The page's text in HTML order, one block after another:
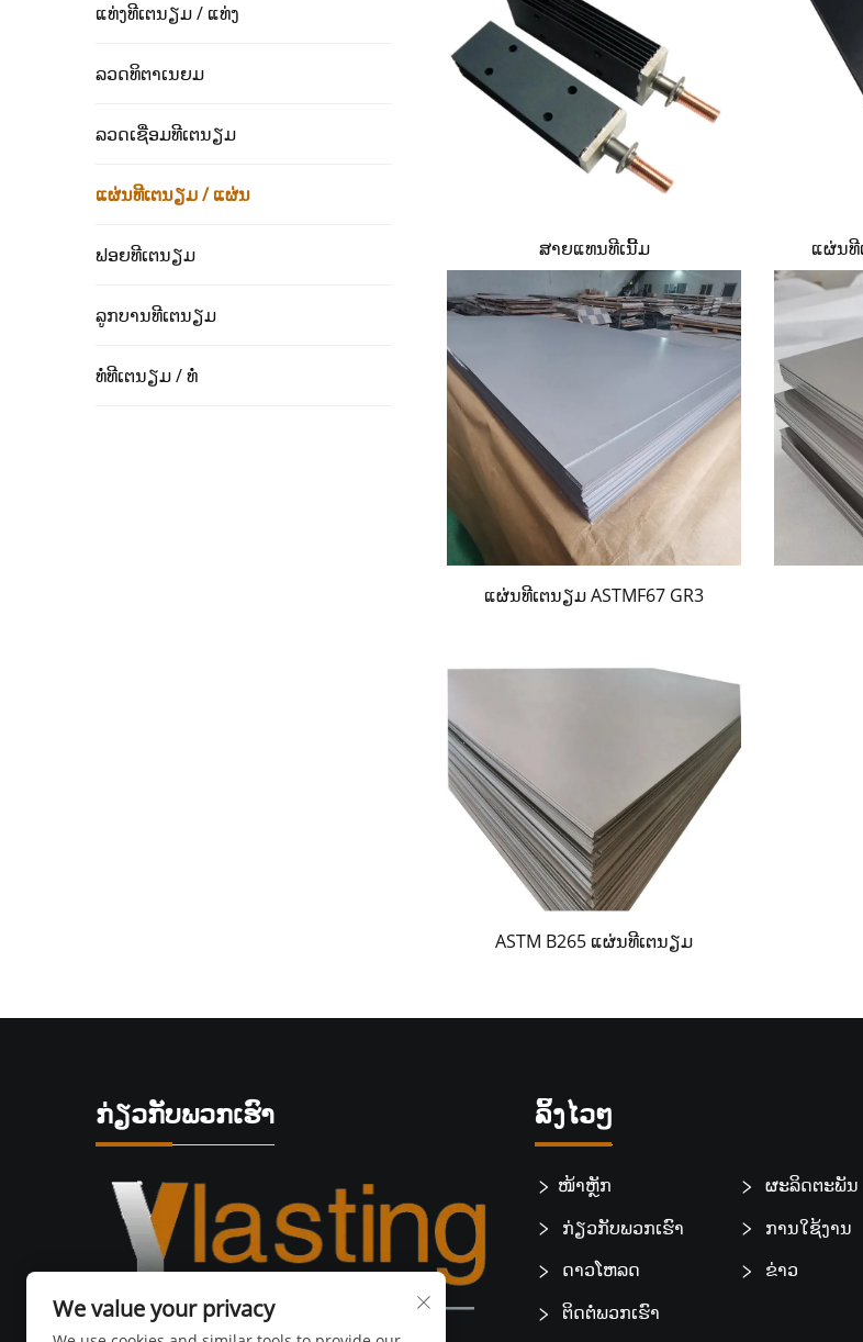
ແທ່ງທີເຕນຽມ / ແທ່ງ
ລວດທິຕາເນຍມ
ລວດເຊື່ອມທີເຕນຽມ
ແຜ່ນທີເຕນຽມ / ແຜ່ນ
ຟອຍທີເຕນຽມ
ລູກບານທີເຕນຽມ
ທໍ່ທີເຕນຽມ / ທໍ່
ສາຍແທນທີເນີ້ມ ແຜ່ນທີ
ແຜ່ນທີເຕນຽມ ASTMF67 GR3
ASTM B265 ແຜ່ນທີເຕນຽມ
ກ່ຽວກັບພວກເຮົາ ລິ້ງໄວໆ
ໜ້າຫຼັກ
ຜະລິດຕະພັນ
ກ່ຽວກັບພວກເຮົາ
ການໃຊ້ງານ
ດາວໂຫລດ
ຂ່າວ
ຕິດຕໍ່ພວກເຮົາ
We value your privacy